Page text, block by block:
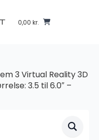
0,00 kr.
3 Virtual Reality 3D
3.5 til 6.0″ –